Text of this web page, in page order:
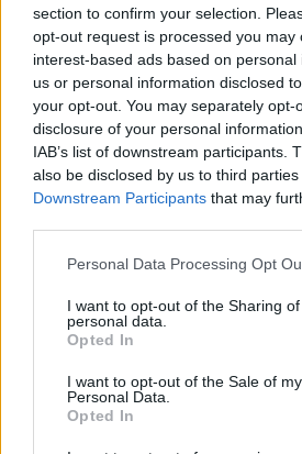
section to confirm your selection.
opt-out request is processed you may
interest-based ads based on
us or personal information disclosed
your opt-out. You may separately opt-
disclosure of your personal
IAB’s list of downstream participants.
also be disclosed by us to third
Downstream Participants that may
Personal Data Processing Opt
I want to opt-out of the Sharing
personal data.
Opted In
I want to opt-out of the Sale of my
Personal Data.
Opted In
Commenti
Accedioregistratiper
articolo.
L'email è richiesta ma non verrà mostrata ai
commento esprime il pensiero dell'autore e non
di VareseNews.it, che rimane autonoma e
commenti non sono testi giornalistici, ma post
che includano uno o più link a siti esterni